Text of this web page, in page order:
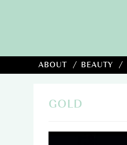
ABOUT BEAUTY
GOLD